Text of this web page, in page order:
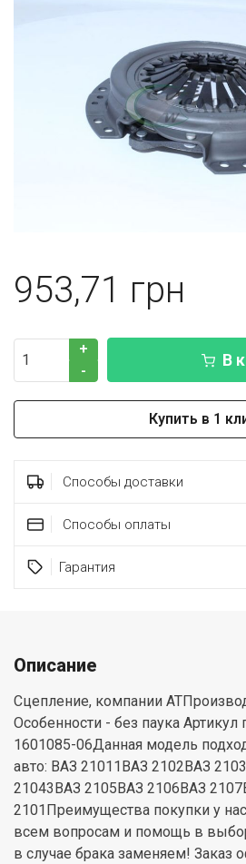
953,71
+
-
В
Купить в 1
Способы доставки
Способы оплаты
Гарантия
Описание
Сцепление, компании
Особенности - без паука Артикул
1601085-06Данная модель
авто: ВАЗ 21011ВАЗ 2102ВАЗ
21043ВАЗ 2105ВАЗ 2106ВАЗ
2101Преимущества покупки у
всем вопросам и помощь в
в случае брака заменяем! Заказ